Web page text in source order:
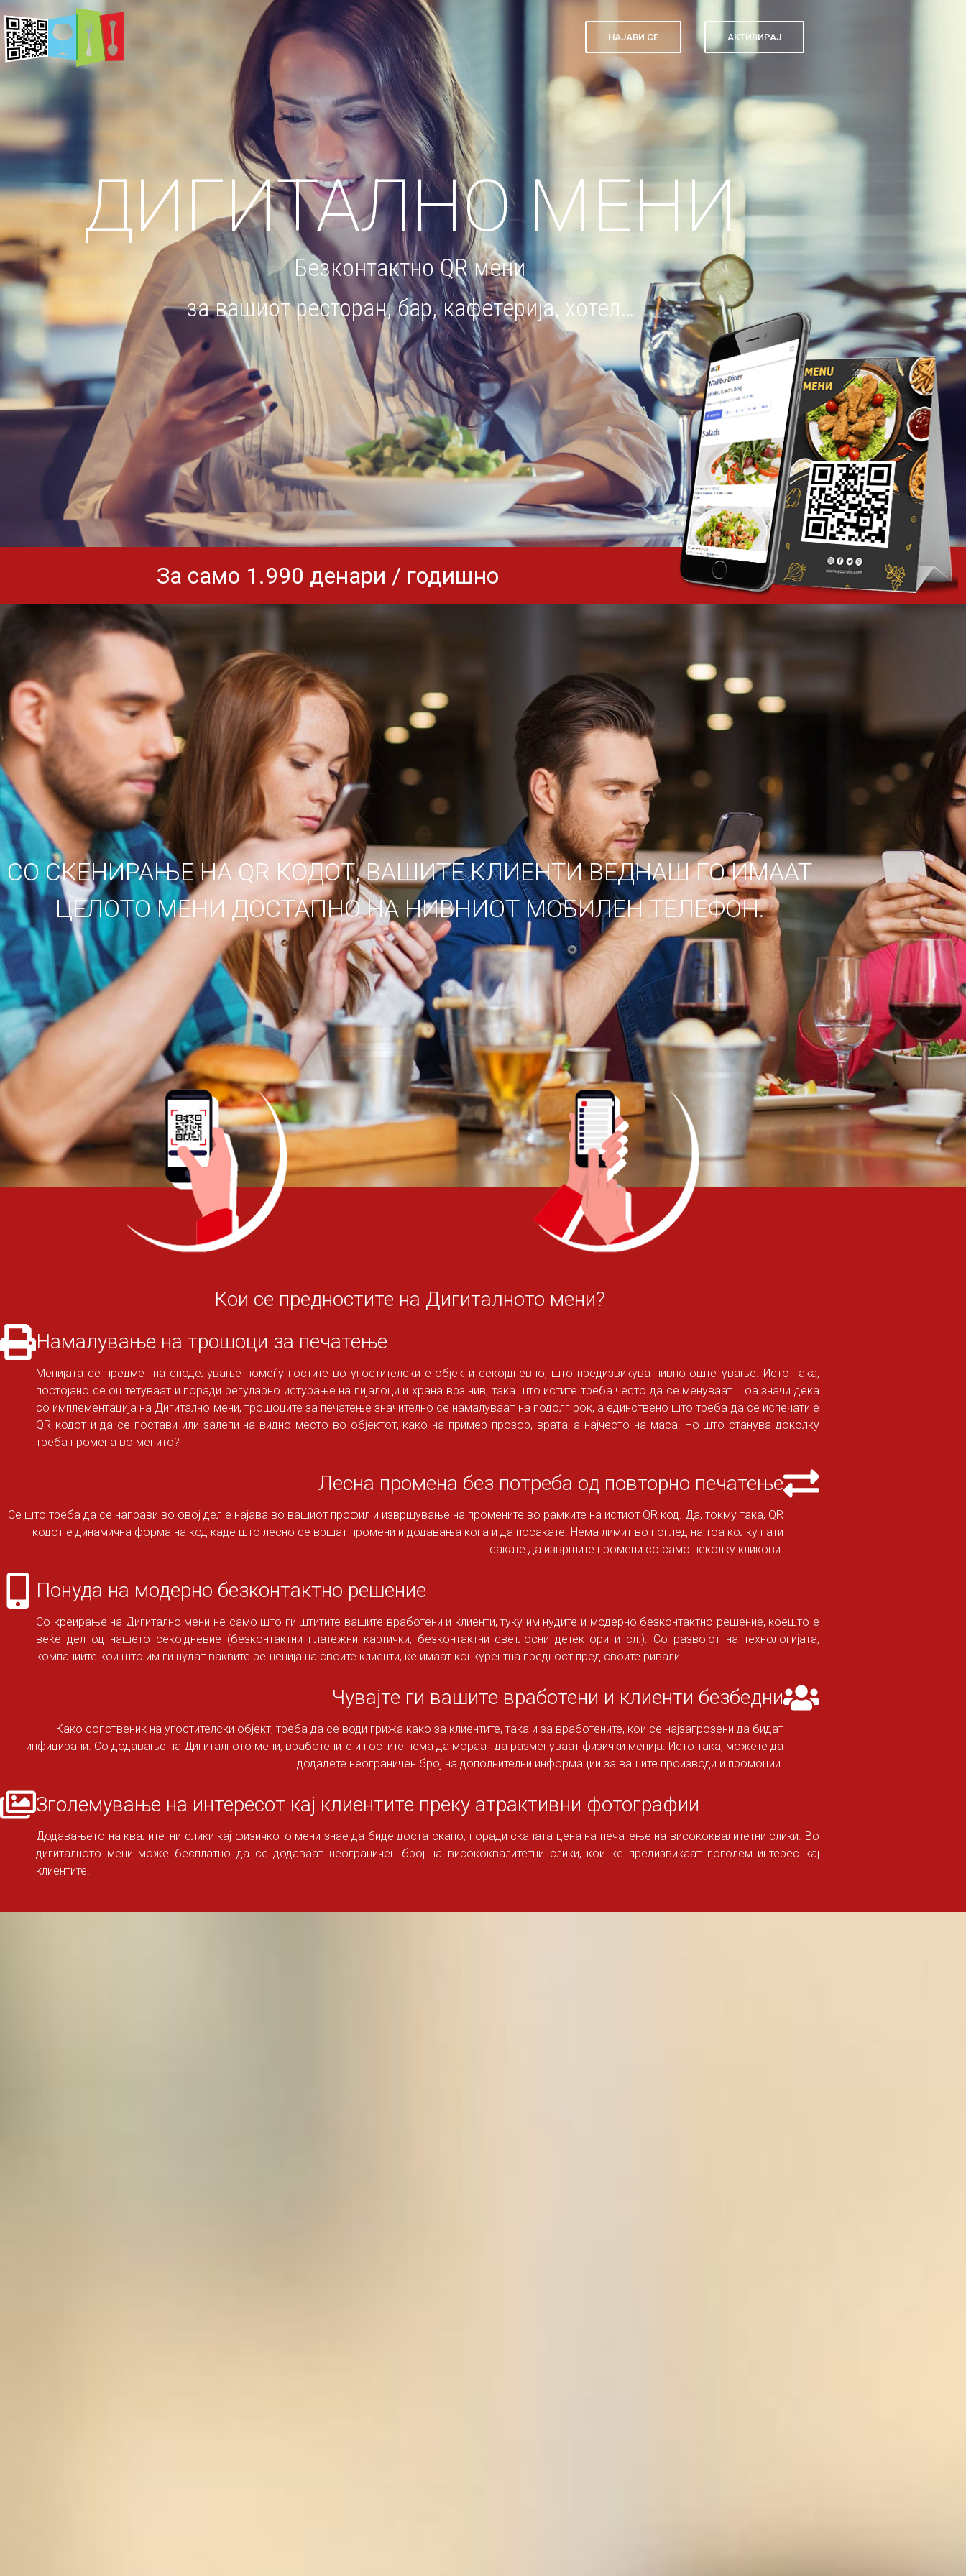
НАЈАВИ СЕ АКТИВИРАЈ
ДИГИТАЛНО МЕНИ
Безконтактно QR мени
за вашиот ресторан, бар, кафетерија, хотел…
За само 1.990 денари / годишно
СО СКЕНИРАЊЕ НА QR КОДОТ, ВАШИТЕ КЛИЕНТИ ВЕДНАШ ГО ИМААТ
ЦЕЛОТО МЕНИ ДОСТАПНО НА НИВНИОТ МОБИЛЕН ТЕЛЕФОН.
Кои се предностите на Дигиталното мени?
Намалување на трошоци за печатење
Менијата се предмет на споделување помеѓу гостите во угостителските објекти секојдневно, што предизвикува нивно оштетување. Исто така,
постојано се оштетуваат и поради регуларно истурање на пијалоци и храна врз нив, така што истите треба често да се менуваат. Тоа значи дека
со имплементација на Дигитално мени, трошоците за печатење значително се намалуваат на подолг рок, а единствено што треба да се испечати е
QR кодот и да се постави или залепи на видно место во објектот, како на пример прозор, врата, а најчесто на маса. Но што станува доколку
треба промена во менито?
Лесна промена без потреба од повторно печатење
Се што треба да се направи во овој дел е најава во вашиот профил и извршување на промените во рамките на истиот QR код. Да, токму така, QR
кодот е динамична форма на код каде што лесно се вршат промени и додавања кога и да посакате. Нема лимит во поглед на тоа колку пати
сакате да извршите промени со само неколку кликови.
Понуда на модерно безконтактно решение
Со креирање на Дигитално мени не само што ги штитите вашите вработени и клиенти, туку им нудите и модерно безконтактно решение, коешто е
веќе дел од нашето секојдневие (безконтактни платежни картички, безконтактни светлосни детектори и сл.). Со развојот на технологијата,
компаниите кои што им ги нудат ваквите решенија на своите клиенти, ќе имаат конкурентна предност пред своите ривали.
Чувајте ги вашите вработени и клиенти безбедни
Како сопственик на угостителски објект, треба да се води грижа како за клиентите, така и за вработените, кои се најзагрозени да бидат
инфицирани. Со додавање на Дигиталното мени, вработените и гостите нема да мораат да разменуваат физички менија. Исто така, можете да
додадете неограничен број на дополнителни информации за вашите производи и промоции.
Зголемување на интересот кај клиентите преку атрактивни фотографии
Додавањето на квалитетни слики кај физичкото мени знае да биде доста скапо, поради скапата цена на печатење на висококвалитетни слики. Во
дигиталното мени може бесплатно да се додаваат неограничен број на висококвалитетни слики, кои ке предизвикаат поголем интерес кај
клиентите.